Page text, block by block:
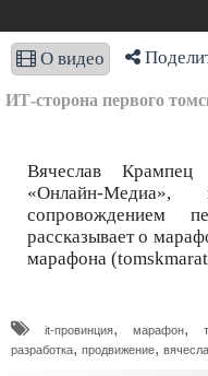
О видео
ИТ-сторона первого
Вячеслав
«Онлайн-
сопровождением
рассказывает о
марафона
it-провинция, марафон,
разработка, продвижение,